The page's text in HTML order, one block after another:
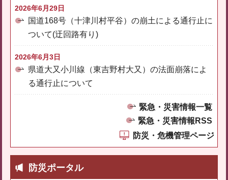
2026年6月29日
国道168号（十津川村平谷）の崩土による通行止に
ついて(迂回路有り)
2026年6月3日
県道大又小川線（東吉野村大又）の法面崩落によ
る通行止について
緊急・災害情報一覧
緊急・災害情報RSS
防災・危機管理ページ
防災ポータル